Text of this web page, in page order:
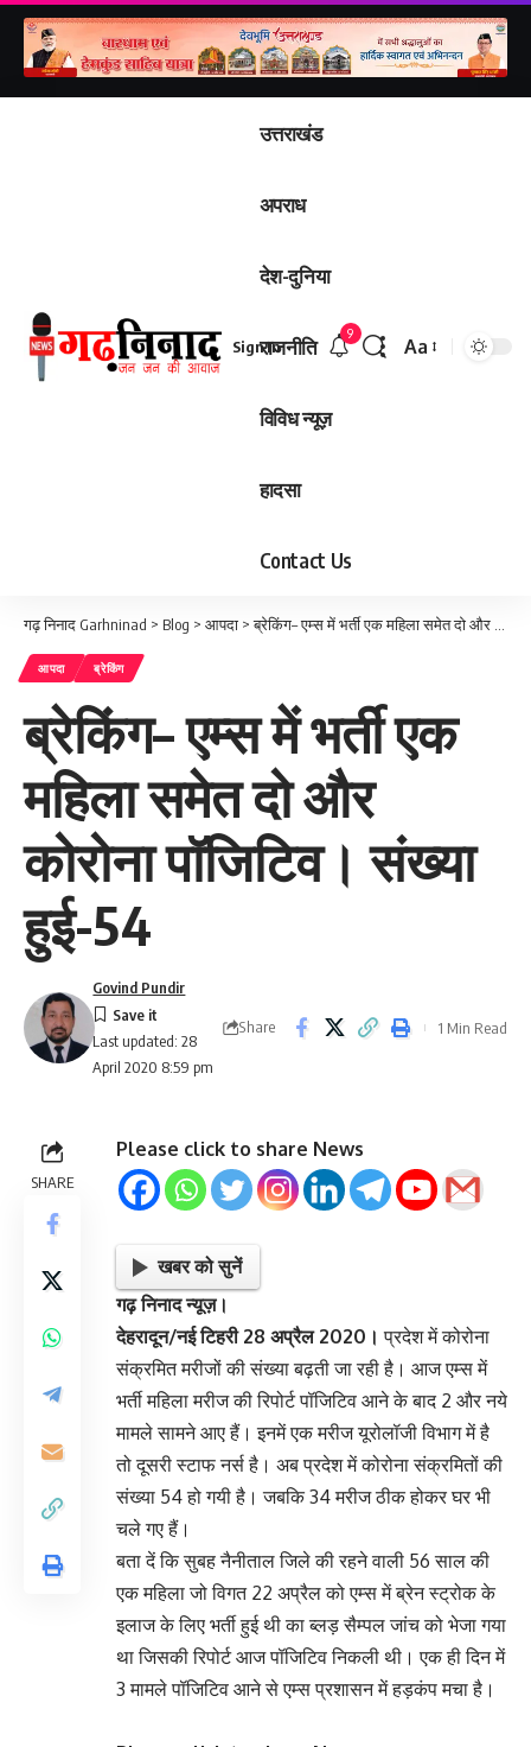
उत्तराखंड
अपराध
देश-दुनिया
राजनीति
विविध न्यूज़
हादसा
Contact Us
Sign In
9
Font
Aa
गढ़ निनाद Garhninad > Blog > आपदा >ब्रेकिंग– एम्स में भर्ती एक महिला समेत दो और कोरोना पॉजिटिव। संख्या हुई-54
आपदा ब्रेकिंग
ब्रेकिंग– एम्स में भर्ती एक
महिला समेत दो और
कोरोना पॉजिटिव। संख्या
हुई-54
Last updated: 28
April 2020 8:59 pm
Govind Pundir
Share 1 Min Read
SHARE
Please click to share News
खबर को सुनें
गढ़ निनाद न्यूज़।
देहरादून/नई टिहरी 28 अप्रैल 2020। प्रदेश में कोरोना
संक्रमित मरीजों की संख्या बढ़ती जा रही है। आज एम्स में
भर्ती महिला मरीज की रिपोर्ट पॉजिटिव आने के बाद 2 और नये
मामले सामने आए हैं। इनमें एक मरीज यूरोलॉजी विभाग में है
तो दूसरी स्टाफ नर्स है। अब प्रदेश में कोरोना संक्रमितों की
संख्या 54 हो गयी है। जबकि 34 मरीज ठीक होकर घर भी
चले गए हैं।
बता दें कि सुबह नैनीताल जिले की रहने वाली 56 साल की
एक महिला जो विगत 22 अप्रैल को एम्स में ब्रेन स्ट्रोक के
इलाज के लिए भर्ती हुई थी का ब्लड़ सैम्पल जांच को भेजा गया
था जिसकी रिपोर्ट आज पॉजिटिव निकली थी। एक ही दिन में
3 मामले पॉजिटिव आने से एम्स प्रशासन में हड़कंप मचा है।